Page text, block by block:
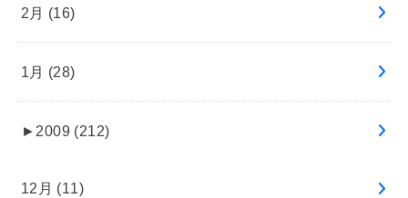
2月 (16)
1月 (28)
► 2009 (212)
12月 (11)